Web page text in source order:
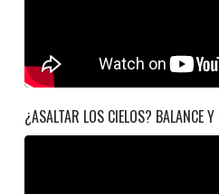
¿ASALTAR LOS CIELOS? BALANCE